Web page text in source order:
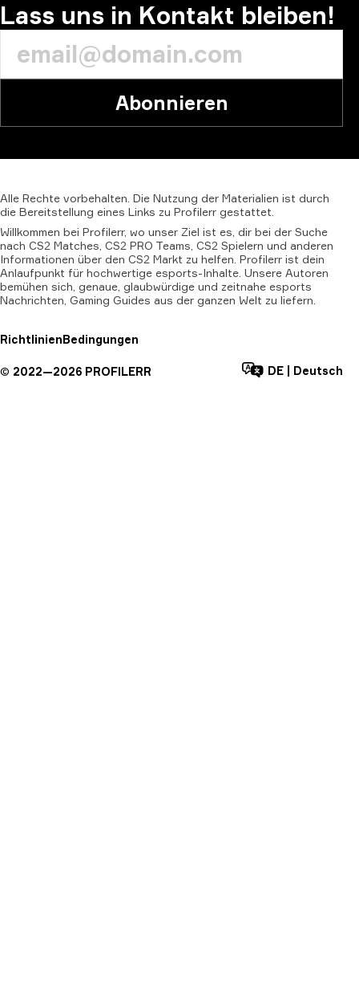
Lass uns in Kontakt bleiben!
Abonnieren
Alle Rechte vorbehalten. Die Nutzung der Materialien ist durch
die Bereitstellung eines Links zu Profilerr gestattet.
Willkommen bei Profilerr, wo unser Ziel ist es, dir bei der Suche
nach CS2 Matches, CS2 PRO Teams, CS2 Spielern und anderen
Informationen über den CS2 Markt zu helfen. Profilerr ist dein
Anlaufpunkt für hochwertige esports-Inhalte. Unsere Autoren
bemühen sich, genaue, glaubwürdige und zeitnahe esports
Nachrichten, Gaming Guides aus der ganzen Welt zu liefern.
RichtlinienBedingungen
© 2022—2026 PROFILERR DE Deutsch